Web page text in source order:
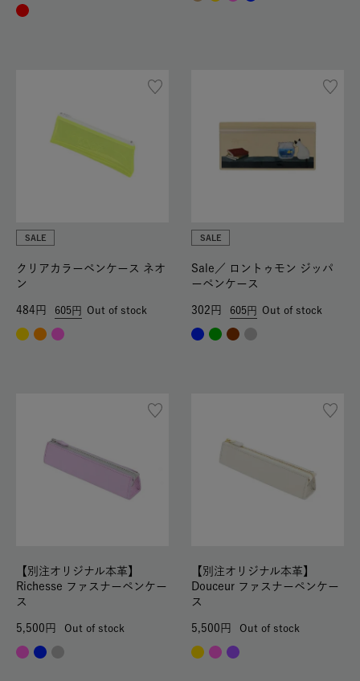
SALE
クリアカラーペンケース ネオ
ン
605
484 Out of stock
SALE
Sale／
ロントゥモン ジッパ
ーペンケース
605
302 Out of stock
【別注オリジナル本革】
Richesse ファスナーペンケー
ス
5,500 Out of stock
【別注オリジナル本革】
Douceur ファスナーペンケー
ス
5,500 Out of stock